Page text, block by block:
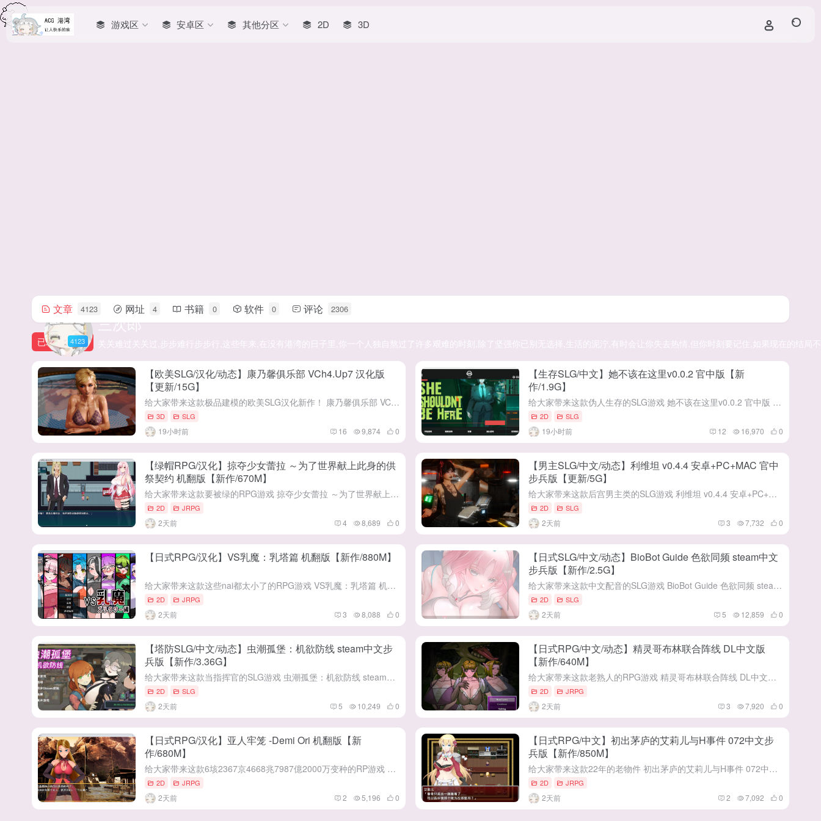
游戏区 安卓区 其他分区 2D 3D
三次郎
关关难过关关过,步步难行步步行,这些年来,在没有港湾的日子里,你一个人独自熬过了许多艰难的时刻,除了坚强你已别无选择,生活的泥泞,有时会让你失去热情,但你时刻要记住,如果现在的结
文章 4123 网址 4 书籍 0 软件 0 评论 2306
已发布 4123
【欧美SLG/汉化/动态】康乃馨俱乐部 VCh4.Up7 汉化版
【更新/15G】
给大家带来这款极品建模的欧美SLG汉化新作！ 康乃馨俱乐部 VCh4.Up7 汉化版 （Pale Carnations） 这是一款由Mutt & Jeff作者制作的高渲染欧美游戏 现在已经...
3D SLG
19小时前 16 9,874 0
【生存SLG/中文】她不该在这里v0.0.2 官中版【新
作/1.9G】
给大家带来这款伪人生存的SLG游戏 她不该在这里v0.0.2 官中版 (SHE SHOULDN'T BE HERE) 这是一款由[NEKOUJI]社团在7月31号发布CI平台 这个社团的美术和游戏性都...
2D SLG
19小时前 12 16,970 0
【绿帽RPG/汉化】掠夺少女蕾拉 ～为了世界献上此身的供
祭契约 机翻版【新作/670M】
给大家带来这款要被绿的RPG游戏 掠夺少女蕾拉 ～为了世界献上此身的供祭契约 机翻版 (奪略少女レイラ～セカイのためにこの身を捧ぐ供儀契約～) 这是一款由[一歩も下がるな!!!]社团在7月30号发布D...
2D JRPG
2天前 4 8,689 0
【男主SLG/中文/动态】利维坦 v0.4.4 安卓+PC+MAC 官中
步兵版【更新/5G】
给大家带来这款后宫男主类的SLG游戏 利维坦 v0.4.4 安卓+PC+MAC 官中步兵版 (Leviathan) 这是一款由[Mr. Ovis]在25年3月开始制作的作品 这部作品确实下了功夫，它构...
2D SLG
2天前 3 7,732 0
【日式RPG/汉化】VS乳魔：乳塔篇 机翻版【新作/880M】
给大家带来这款这些nai都太小了的RPG游戏 VS乳魔：乳塔篇 机翻版 (VS乳魔 ズリタワー編) 这是一款由[壁SIN]社团在8月1号发布DL平台 需要MTOOL加载机翻补丁 小时候看到奶：噢噢噢...
2D JRPG
2天前 3 8,088 0
【日式SLG/中文/动态】BioBot Guide 色欲同频 steam中文
步兵版【新作/2.5G】
给大家带来这款中文配音的SLG游戏 BioBot Guide 色欲同频 steam中文步兵版 这是一款由[G8Bird]社团在7月30号发布steam平台 咳咳，一款将音游和黄油结合在一起的游戏，一边...
2D SLG
2天前 5 12,859 0
【塔防SLG/中文/动态】虫潮孤堡：机欲防线 steam中文步
兵版【新作/3.36G】
给大家带来这款当指挥官的SLG游戏 虫潮孤堡：机欲防线 steam中文步兵版 这是一款由[001Studio-NSFW]社团在8月4号发布steam平台 机欲防线是一款经典守阵地的塔防游戏，有点像那些...
2D SLG
2天前 5 10,249 0
【日式RPG/中文/动态】精灵哥布林联合阵线 DL中文版
【新作/640M】
给大家带来这款老熟人的RPG游戏 精灵哥布林联合阵线 DL中文版 这是一款由[Hoi Hoi Hoi]社团在8月4号发布DL平台 又是经典的Hoi老师风异世界小品作,一个小时之内就能通 相当完整的剧情...
2D JRPG
2天前 3 7,920 0
【日式RPG/汉化】亚人牢笼 -Demi Ori 机翻版【新
作/680M】
给大家带来这款6垓2367京4668兆7987億2000万变种的RP游戏 亚人牢笼 -Demi Ori 机翻版 (亜人檻-デミオリ-) 这是一款由[ちょべりばおり～ぶ ]社团在7月31号发布DL平台 ...
2D JRPG
2天前 2 5,196 0
【日式RPG/中文】初出茅庐的艾莉儿与H事件 072中文步
兵版【新作/850M】
给大家带来这款22年的老物件 初出茅庐的艾莉儿与H事件 072中文步兵版 (駆け出しエリルとHな出来事 ～ドラゴジュエル冒険譚～) 这是一款由[アイオライト ]社团在7月29号发布072平台 游戏玩法...
2D JRPG
2天前 2 7,092 0